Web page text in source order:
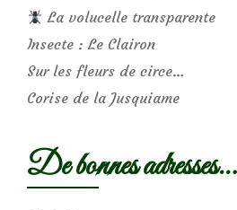
La volucelle transparente
Insecte : Le Clairon
Sur les fleurs de circe…
Corise de la Jusquiame
De bonnes adresses…